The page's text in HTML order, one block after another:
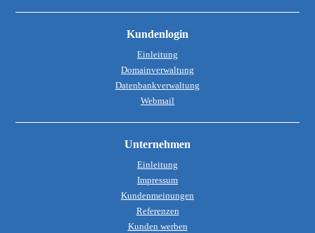
Kundenlogin
Einleitung
Domainverwaltung
Datenbankverwaltung
Webmail
Unternehmen
Einleitung
Impressum
Kundenmeinungen
Referenzen
Kunden werben